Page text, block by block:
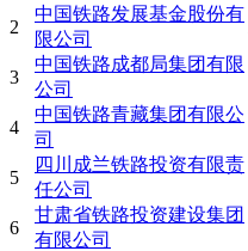
2
中国铁路发展基金股份有
限公司
3
中国铁路成都局集团有限
公司
4
中国铁路青藏集团有限公
司
5
四川成兰铁路投资有限责
任公司
6
甘肃省铁路投资建设集团
有限公司